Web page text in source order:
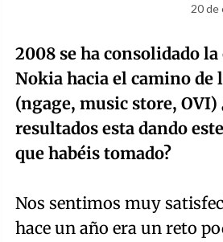
20 de
2008 se ha consolidado
Nokia hacia el camino de
(ngage, music store, OVI)
resultados esta dando
que habéis tomado?
Nos sentimos muy
hace un año era un reto